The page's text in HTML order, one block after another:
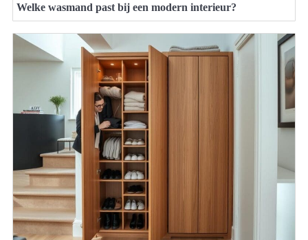
Welke wasmand past bij een modern interieur?